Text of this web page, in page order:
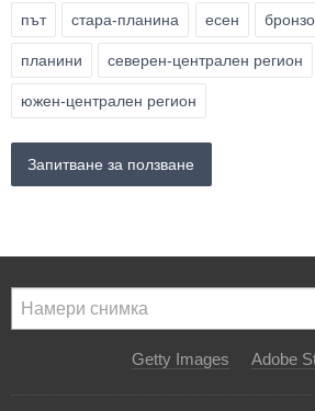
път стара-планина есен
планини северен-централен регион
южен-централен регион
Запитване за ползване
Getty Images Adobe